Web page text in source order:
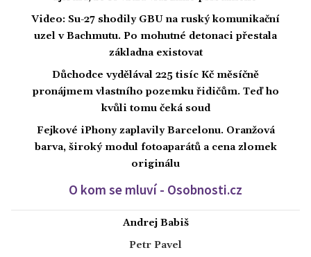
Video: Su-27 shodily GBU na ruský komunikační
uzel v Bachmutu. Po mohutné detonaci přestala
základna existovat
Důchodce vydělával 225 tisíc Kč měsíčně
pronájmem vlastního pozemku řidičům. Teď ho
kvůli tomu čeká soud
Fejkové iPhony zaplavily Barcelonu. Oranžová
barva, široký modul fotoaparátů a cena zlomek
originálu
O kom se mluví - Osobnosti.cz
Andrej Babiš
Petr Pavel